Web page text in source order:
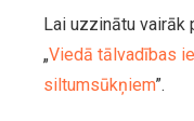
Lai uzzinātu vairāk
„Viedā tālvadības
siltumsūkņiem”.